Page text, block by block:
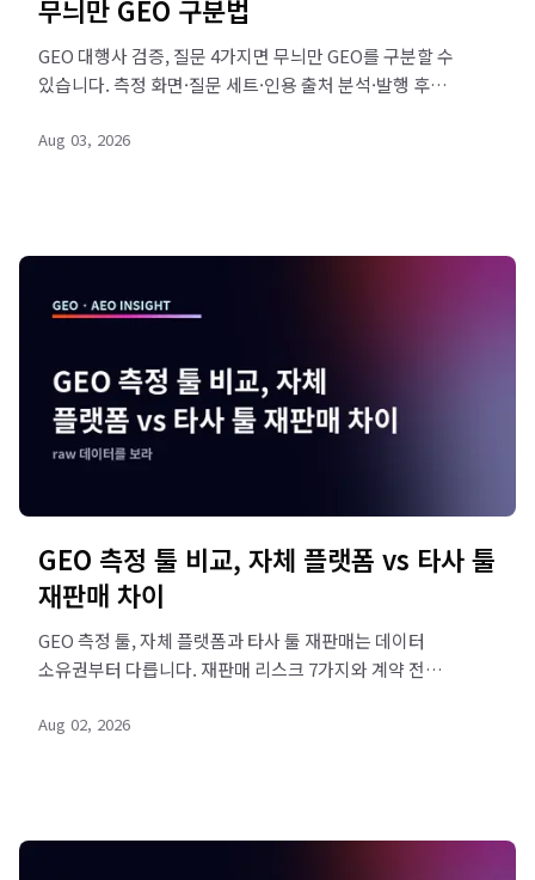
무늬만 GEO 구분법
GEO 대행사 검증, 질문 4가지면 무늬만 GEO를 구분할 수
있습니다. 측정 화면·질문 세트·인용 출처 분석·발행 후
진단받으세요.
Aug 03, 2026
GEO 측정 툴 비교, 자체 플랫폼 vs 타사 툴
재판매 차이
GEO 측정 툴, 자체 플랫폼과 타사 툴 재판매는 데이터
소유권부터 다릅니다. 재판매 리스크 7가지와 계약 전
진단해 보세요.
Aug 02, 2026